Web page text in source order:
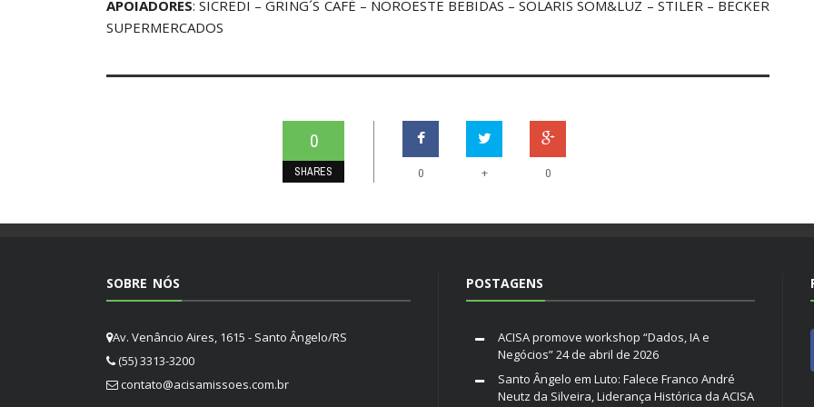
APOIADORES: SICREDI – GRING´S CAFÉ – NOROESTE BEBIDAS – SOLARIS SOM&LUZ – STILER – BECKER
SUPERMERCADOS
0
SHARES 0 + 0
SOBRE NÓS
Av. Venâncio Aires, 1615 - Santo Ângelo/RS
(55) 3313-3200
contato@acisamissoes.com.br
POSTAGENS
ACISA promove workshop “Dados, IA e
Negócios”24 de abril de 2026
Santo Ângelo em Luto: Falece Franco André
Neutz da Silveira, Liderança Histórica da ACISA